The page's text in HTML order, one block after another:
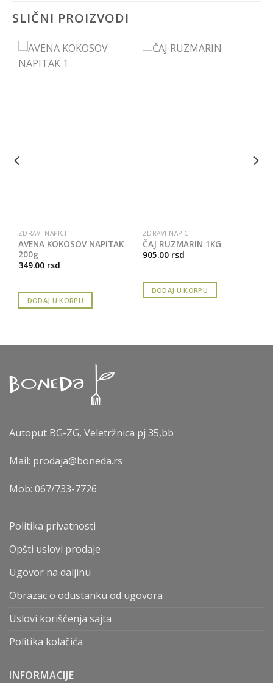
SLIČNI PROIZVODI
ZDRAVI NAPICI
AVENA KOKOSOV NAPITAK
200g
349.00 rsd
DODAJ U KORPU
ZDRAVI NAPICI
ČAJ RUZMARIN 1KG
905.00 rsd
DODAJ U KORPU
Autoput BG-ZG, Veletržnica pj 35,bb
Mail: prodaja@boneda.rs
Mob: 067/733-7726
Politika privatnosti
Opšti uslovi prodaje
Ugovor na daljinu
Obrazac o odustanku od ugovora
Uslovi korišćenja sajta
Politika kolačića
INFORMACIJE